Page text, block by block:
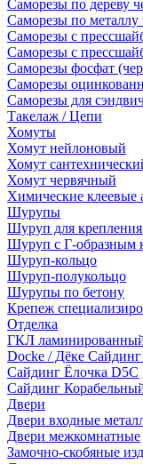
Саморезы по дереву
Саморезы по металлу
Саморезы с
Саморезы с
Саморезы фосфат
Саморезы
Саморезы для
Такелаж / Цепи
Хомуты
Хомут нейлоновый
Хомут
Хомут червячный
Химические клеевые
Шурупы
Шуруп для крепления
Шуруп с Г-образным
Шуруп-кольцо
Шуруп-полукольцо
Шурупы по бетону
Крепеж
Отделка
ГКЛ
Docke / Дёке Сайдинг
Сайдинг Ёлочка D5C
Сайдинг
Двери
Двери входные
Двери межкомнатные
Замочно-скобяные